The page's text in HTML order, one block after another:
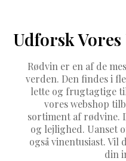
Udforsk
Rødvin er en af de
verden. Den findes i
lette og frugtagtige
vores webshop
sortiment af rødvine.
og lejlighed. Uanset
også vinentusiast.
din